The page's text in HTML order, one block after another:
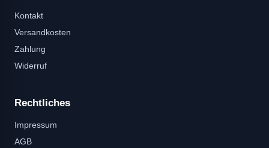
Kontakt
Versandkosten
Zahlung
Widerruf
Rechtliches
Impressum
AGB